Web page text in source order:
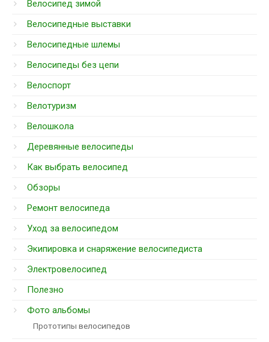
Велосипед зимой
Велосипедные выставки
Велосипедные шлемы
Велосипеды без цепи
Велоспорт
Велотуризм
Велошкола
Деревянные велосипеды
Как выбрать велосипед
Обзоры
Ремонт велосипеда
Уход за велосипедом
Экипировка и снаряжение велосипедиста
Электровелосипед
Полезно
Фото альбомы
Прототипы велосипедов